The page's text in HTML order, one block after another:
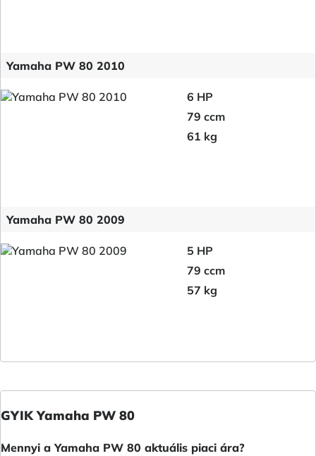
Yamaha PW 80 2010
6 HP
79 ccm
61 kg
Yamaha PW 80 2009
5 HP
79 ccm
57 kg
GYIK Yamaha PW 80
Mennyi a Yamaha PW 80 aktuális piaci ára?